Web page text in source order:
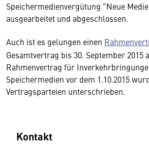
Speichermedienvergütung "Neue
ausgearbeitet und abgeschlossen.
Auch ist es gelungen einen
Gesamtvertrag bis 30. September 2015
Rahmenvertrag für
Speichermedien vor dem 1.10.2015
Vertragsparteien unterschrieben.
Kontakt